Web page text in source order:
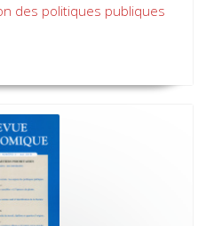
des politiques publiques